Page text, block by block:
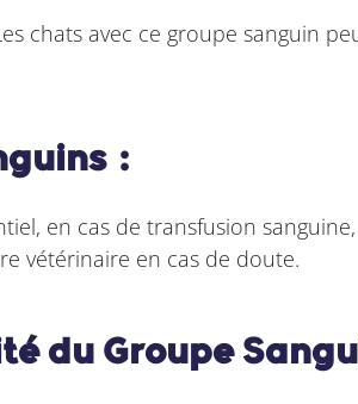
chats avec ce groupe sanguin
:
en cas de transfusion
vétérinaire en cas de doute.
du Groupe